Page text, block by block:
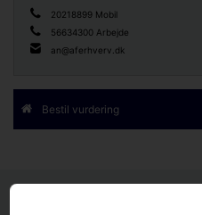
20218899 Mobil
56634300 Arbejde
an@aferhverv.dk
Bestil vurdering